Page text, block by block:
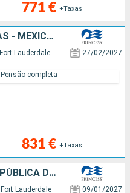
771 € +Taxas
BELIZE, HONDURAS, CARAIBAS - MEXICO, ESTADOS UNIDOS
Fort Lauderdale 27/02/2027
831 € +Taxas
Pensão completa
ILHAS TURCAS E CAICOS, REPÚBLICA DOMINICANA, BAHAMAS, ESTADOS UNIDOS, HONDURAS, BELIZE, CARAIBAS - MEXICO
Fort Lauderdale 09/01/2027